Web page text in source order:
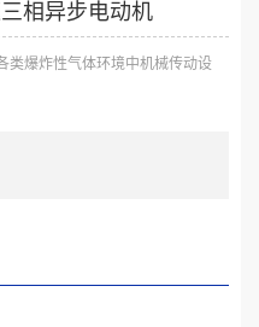
相异步电动机
类爆炸性气体环境中机械传动设